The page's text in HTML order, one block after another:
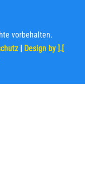
vorbehalten.
Design by ].[